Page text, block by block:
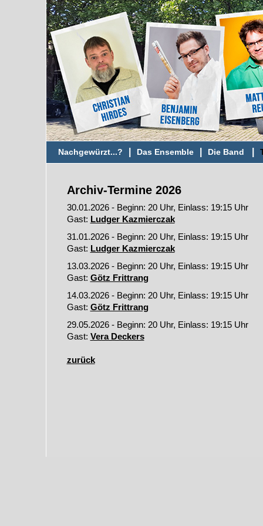
Nachgewürzt...? Das Ensemble Die Band
Archiv-Termine 2026
30.01.2026 - Beginn: 20 Uhr, Einlass: 19:15 Uhr
Gast: Ludger Kazmierczak
31.01.2026 - Beginn: 20 Uhr, Einlass: 19:15 Uhr
Gast: Ludger Kazmierczak
13.03.2026 - Beginn: 20 Uhr, Einlass: 19:15 Uhr
Gast: Götz Frittrang
14.03.2026 - Beginn: 20 Uhr, Einlass: 19:15 Uhr
Gast: Götz Frittrang
29.05.2026 - Beginn: 20 Uhr, Einlass: 19:15 Uhr
Gast: Vera Deckers
zurück